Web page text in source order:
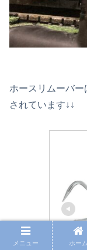
ホースリムーバ
されています↓↓
メニュー ホーム